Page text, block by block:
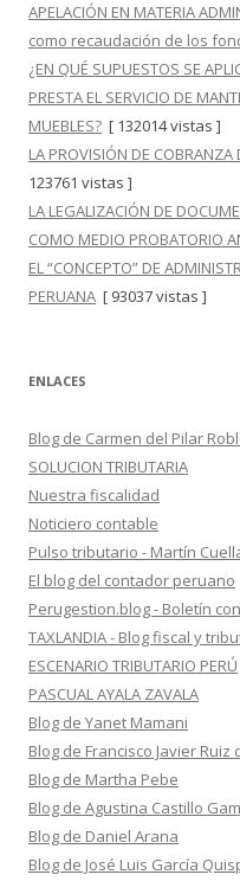
APELACIÓN EN MATERIA
como recaudación de los
¿EN QUÉ SUPUESTOS SE
PRESTA EL SERVICIO DE
MUEBLES? [ 132014 vistas ]
LA PROVISIÓN DE
123761 vistas ]
LA LEGALIZACIÓN DE
COMO MEDIO PROBATORIO
EL “CONCEPTO” DE
PERUANA [ 93037 vistas ]
ENLACES
Blog de Carmen del Pilar
SOLUCION TRIBUTARIA
Nuestra fiscalidad
Noticiero contable
Pulso tributario - Martín
El blog del contador peruano
Perugestion.blog - Boletín
TAXLANDIA - Blog fiscal y
ESCENARIO TRIBUTARIO PERÚ
PASCUAL AYALA ZAVALA
Blog de Yanet Mamani
Blog de Francisco Javier
Blog de Martha Pebe
Blog de Agustina Castillo
Blog de Daniel Arana
Blog de José Luis García